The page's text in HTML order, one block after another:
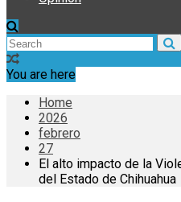
You are here
Home
2026
febrero
27
El alto impacto de la
del Estado de Chihuahua